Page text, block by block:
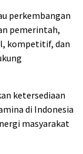
perkembangan
pemerintah,
kompetitif, dan
ketersediaan
di Indonesia
masyarakat